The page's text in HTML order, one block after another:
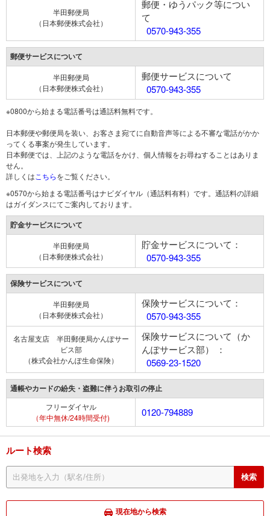
半田郵便局
（日本郵便株式会社）
郵便・ゆうパック等につい
て
0570-943-355
郵便サービスについて
半田郵便局
（日本郵便株式会社）
郵便サービスについて
0570-943-355
※0800から始まる電話番号は通話料無料です。
日本郵便や郵便局を装い、お客さま宛てに自動音声等による不審な電話がかか
ってくる事案が発生しています。
日本郵便では、上記のような電話をかけ、個人情報をお尋ねすることはありま
せん。
詳しくは こちらをご覧ください。
※0570から始まる電話番号はナビダイヤル（通話料有料）です。通話料の詳細
はガイダンスにてご案内しております。
貯金サービスについて
半田郵便局
（日本郵便株式会社）
貯金サービスについて：
0570-943-355
保険サービスについて
半田郵便局
（日本郵便株式会社）
保険サービスについて：
0570-943-355
名古屋支店 半田郵便局かんぽサー
ビス部
（株式会社かんぽ生命保険）
保険サービスについて（か
んぽサービス部） ：
0569-23-1520
通帳やカードの紛失・盗難に伴うお取引の停止
フリーダイヤル
（年中無休/24時間受付)
0120-794889
ルート検索
現在地から検索